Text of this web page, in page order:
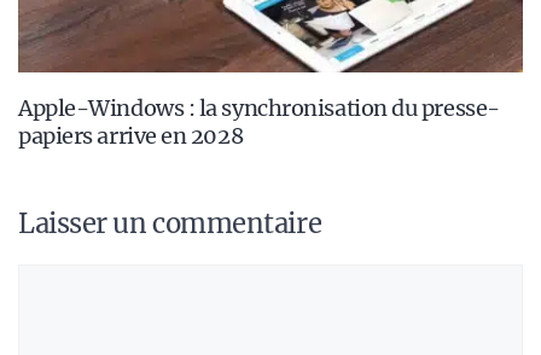
Apple-Windows : la synchronisation du presse-
papiers arrive en 2028
Laisser un commentaire